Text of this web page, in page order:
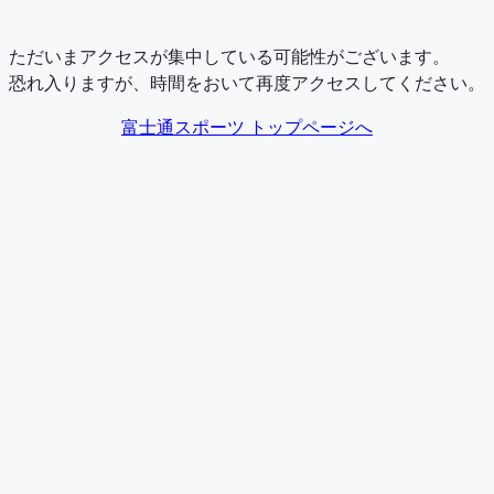
ただいまアクセスが集中している可能性がございます。
恐れ入りますが、時間をおいて再度アクセスしてください。
富士通スポーツ トップページへ